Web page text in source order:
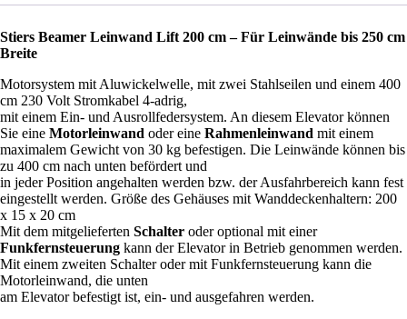
Stiers Beamer Leinwand Lift 200 cm – Für Leinwände bis 250 cm
Breite
Motorsystem mit Aluwickelwelle, mit zwei Stahlseilen und einem 400
cm 230 Volt Stromkabel 4-adrig,
mit einem Ein- und Ausrollfedersystem. An diesem Elevator können
Sie eine Motorleinwand oder eine Rahmenleinwand mit einem
maximalem Gewicht von 30 kg befestigen. Die Leinwände können bis
zu 400 cm nach unten befördert und
in jeder Position angehalten werden bzw. der Ausfahrbereich kann fest
eingestellt werden. Größe des Gehäuses mit Wanddeckenhaltern: 200
x 15 x 20 cm
Mit dem mitgelieferten Schalter oder optional mit einer
Funkfernsteuerung kann der Elevator in Betrieb genommen werden.
Mit einem zweiten Schalter oder mit Funkfernsteuerung kann die
Motorleinwand, die unten
am Elevator befestigt ist, ein- und ausgefahren werden.